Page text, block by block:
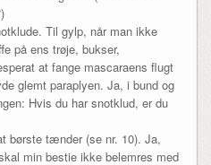
Til gylp, når man ikke
på ens trøje, bukser,
at fange mascaraens flugt
glemt paraplyen. Ja, i bund og
Hvis du har snotklud, er du
børste tænder (se nr. 10). Ja,
min bestie ikke belemres med